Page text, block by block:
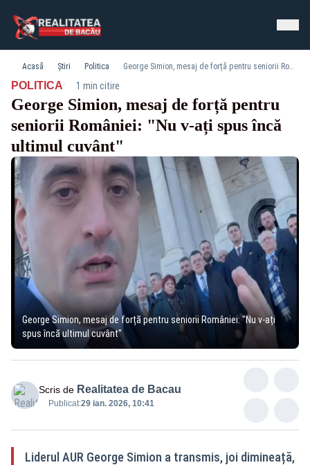
Acasă Știri Politica George Simion, mesaj de forță pentru seniorii României: "Nu v-ați spus încă ultimul cuvânt"
POLITICA· 1 min citire
George Simion, mesaj de forță pentru
seniorii României: "Nu v-ați spus încă
ultimul cuvânt"
George Simion, mesaj de forță pentru seniorii României: "Nu v-ați
spus încă ultimul cuvânt"
Scris de Realitatea de Bacau
Publicat:29 ian. 2026, 10:41
Liderul AUR George Simion a transmis, joi dimineață,